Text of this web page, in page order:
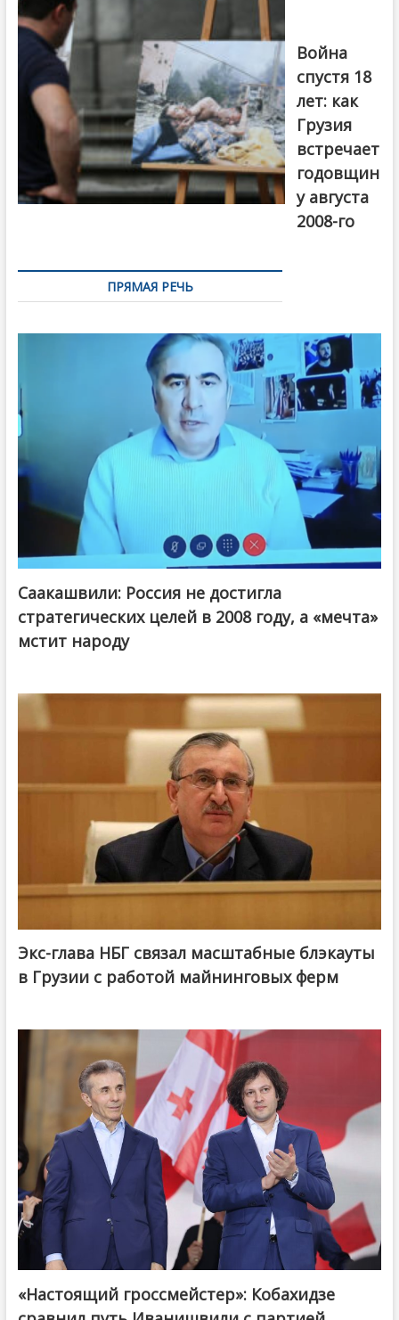
Первый канал
Война
спустя 18
лет: как
Грузия
встречает
годовщин
у августа
2008-го
ПРЯМАЯ РЕЧЬ
Саакашвили: Россия не достигла
стратегических целей в 2008 году, а «мечта»
мстит народу
Экс-глава НБГ связал масштабные блэкауты
в Грузии с работой майнинговых ферм
@ქართული ოცნება / Georgian Dream
«Настоящий гроссмейстер»: Кобахидзе